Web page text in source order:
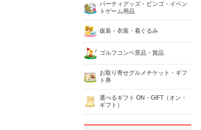
パーティグッズ・ビンゴ・イベン
トゲーム用品
仮装・衣装・着ぐるみ
ゴルフコンペ景品・賞品
お取り寄せグルメチケット・ギフ
ト券
選べるギフト ON・GIFT（オン・
ギフト）